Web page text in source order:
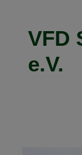
VFD
e.V.